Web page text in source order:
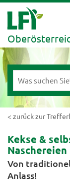
< zurück zur
Kekse &
Naschereien
Von
Anlass!